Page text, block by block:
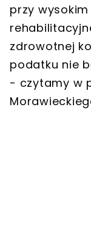
przy
zdrowotnej
podatku nie
- czytamy w